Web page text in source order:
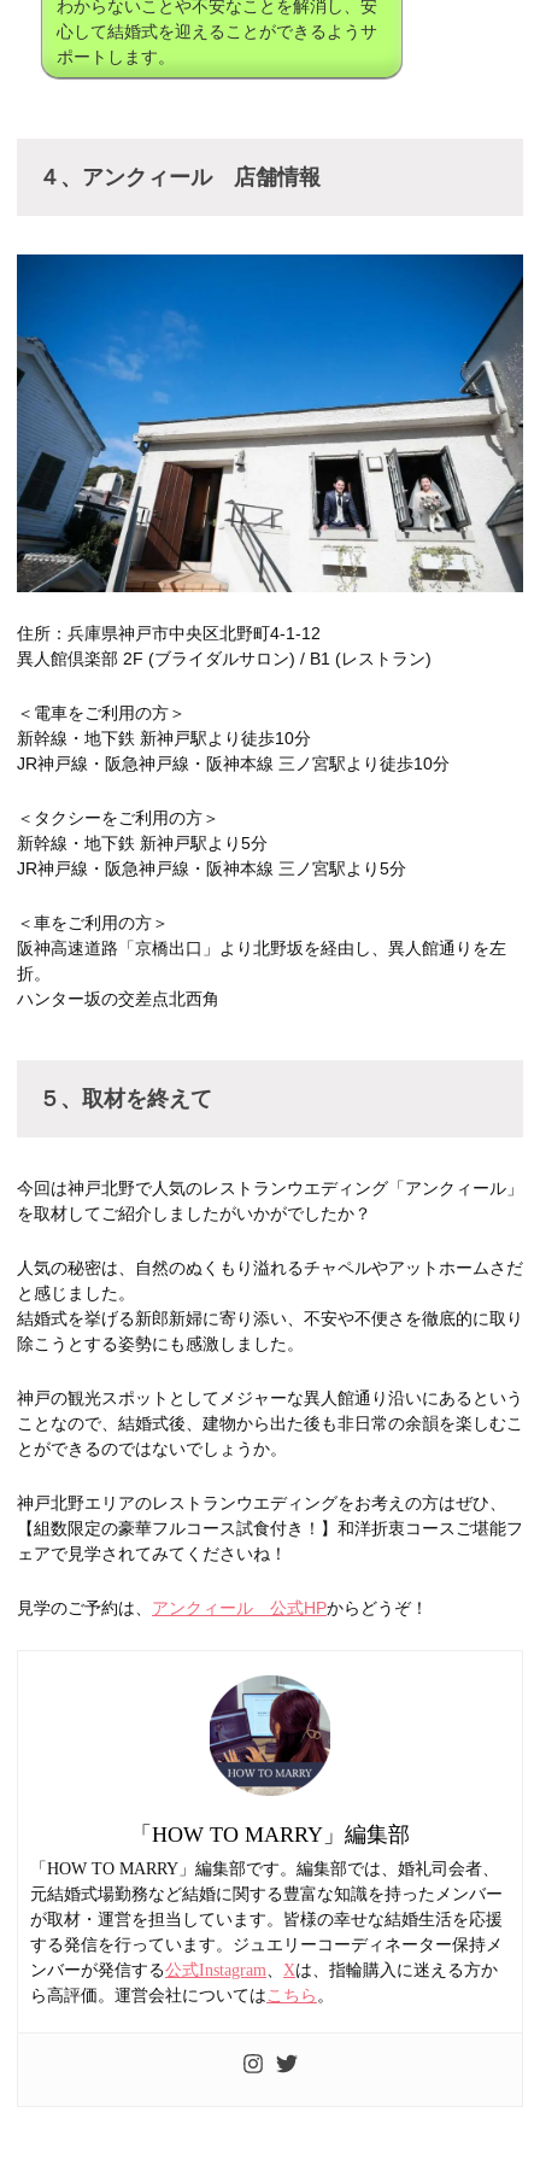
わからないことや不安なことを解消し、安
心して結婚式を迎えることができるようサ
ポートします。
４、アンクィール 店舗情報
住所：兵庫県神戸市中央区北野町4-1-12
異人館倶楽部 2F (ブライダルサロン) / B1 (レストラン)
＜電車をご利用の方＞
新幹線・地下鉄 新神戸駅より徒歩10分
JR神戸線・阪急神戸線・阪神本線 三ノ宮駅より徒歩10分
＜タクシーをご利用の方＞
新幹線・地下鉄 新神戸駅より5分
JR神戸線・阪急神戸線・阪神本線 三ノ宮駅より5分
＜車をご利用の方＞
阪神高速道路「京橋出口」より北野坂を経由し、異人館通りを左
折。
ハンター坂の交差点北西角
５、取材を終えて
今回は神戸北野で人気のレストランウエディング「アンクィール」
を取材してご紹介しましたがいかがでしたか？
人気の秘密は、自然のぬくもり溢れるチャペルやアットホームさだ
と感じました。
結婚式を挙げる新郎新婦に寄り添い、不安や不便さを徹底的に取り
除こうとする姿勢にも感激しました。
神戸の観光スポットとしてメジャーな異人館通り沿いにあるという
ことなので、結婚式後、建物から出た後も非日常の余韻を楽しむこ
とができるのではないでしょうか。
神戸北野エリアのレストランウエディングをお考えの方はぜひ、
【組数限定の豪華フルコース試食付き！】和洋折衷コースご堪能フ
ェアで見学されてみてくださいね！
見学のご予約は、 アンクィール 公式HPからどうぞ！
「HOW TO MARRY」編集部
「HOW TO MARRY」編集部です。編集部では、婚礼司会者、
元結婚式場勤務など結婚に関する豊富な知識を持ったメンバー
が取材・運営を担当しています。皆様の幸せな結婚生活を応援
する発信を行っています。ジュエリーコーディネーター保持メ
ンバーが発信する公式Instagram、 Xは、指輪購入に迷える方か
ら高評価。運営会社については こちら 。